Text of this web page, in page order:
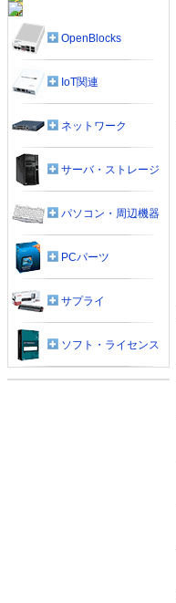
OpenBlocks
IoT関連
ネットワーク
サーバ・ストレージ
パソコン・周辺機器
PCパーツ
サプライ
ソフト・ライセンス